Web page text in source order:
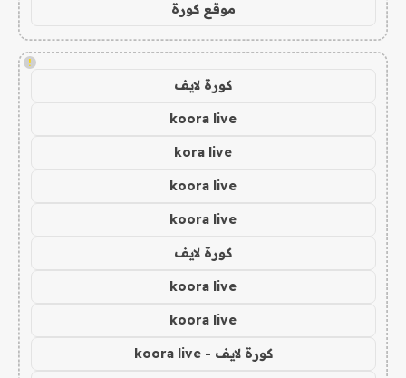
موقع كورة
!
كورة لايف
koora live
kora live
koora live
koora live
كورة لايف
koora live
koora live
كورة لايف - koora live